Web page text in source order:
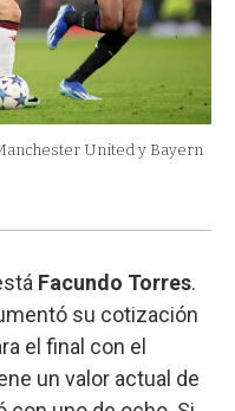
United y Bayern
Facundo Torres.
su cotización
el final con el
un valor actual de